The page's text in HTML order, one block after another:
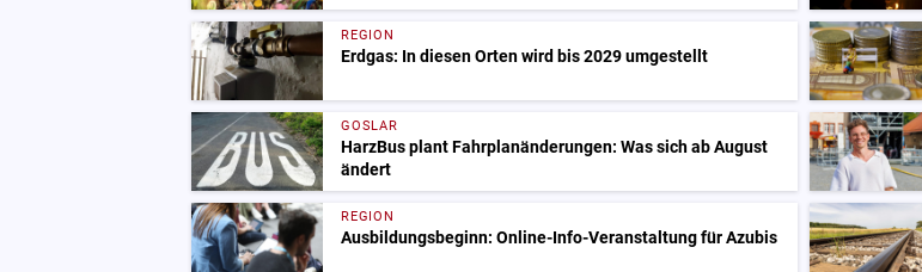
REGION
Erdgas: In diesen Orten wird bis 2029 umgestellt
GOSLAR
HarzBus plant Fahrplanänderungen: Was sich ab August
ändert
REGION
Ausbildungsbeginn: Online-Info-Veranstaltung für Azubis